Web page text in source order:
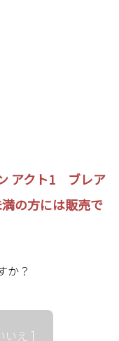
アクト1 ブレア
の方には販売で
か？
いえ ]